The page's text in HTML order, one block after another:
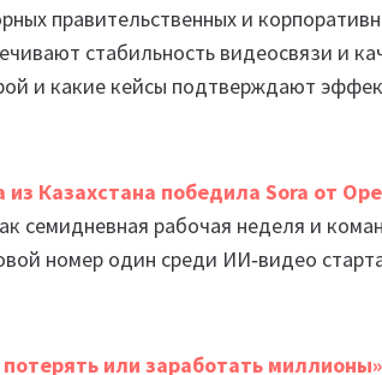
правительственных и
стабильность видеосвязи и
и какие кейсы подтверждают
Казахстана победила Sora от
семидневная рабочая неделя и
номер один среди ИИ‑видео
или заработать миллионы»